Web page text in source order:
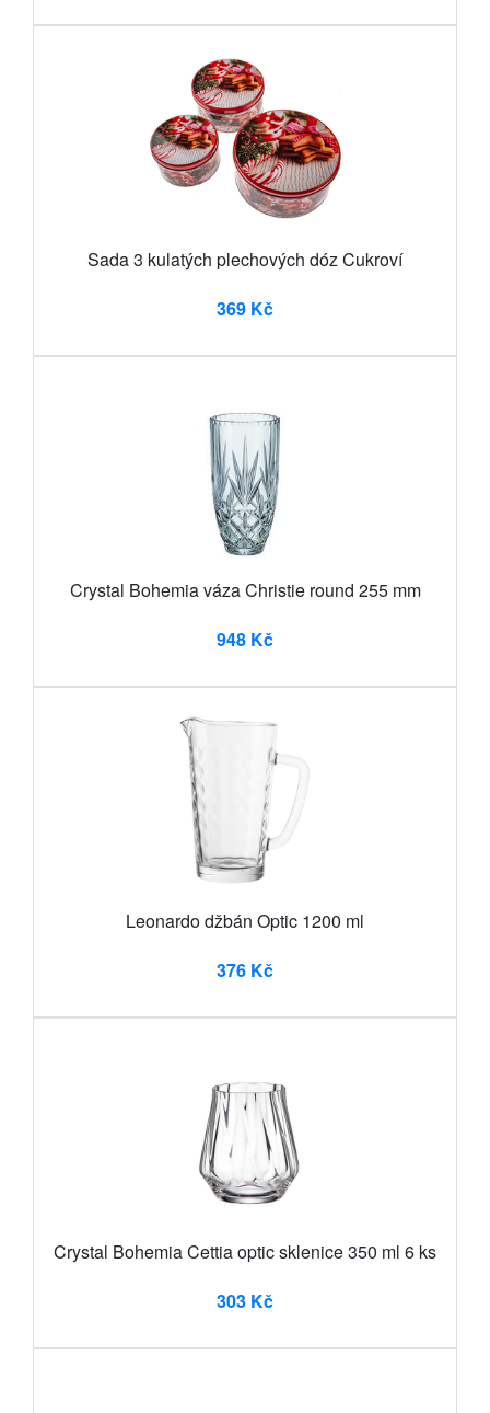
Sada 3 kulatých plechových dóz Cukroví
369 Kč
Crystal Bohemia váza Christie round 255 mm
948 Kč
Leonardo džbán Optic 1200 ml
376 Kč
Crystal Bohemia Cettia optic sklenice 350 ml 6 ks
303 Kč